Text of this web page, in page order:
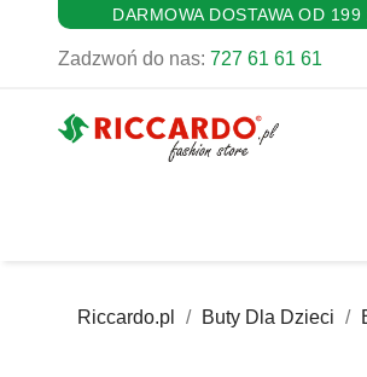
DARMOWA DOSTAWA OD 199
Zadzwoń do nas: 727 61 61 61
Riccardo.pl Buty Dla Dzieci